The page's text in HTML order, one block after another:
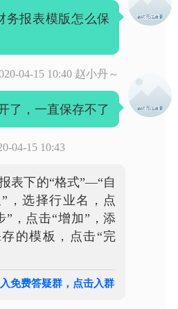
务报表模版怎么保
04-15 10:40 赵小丹～
了，一直保存不了
04-15 10:43
表下的“格式”—“自
，选择行业名，点
”，点击“增加”，添
的模板，点击“完
免费答疑群，点击入群